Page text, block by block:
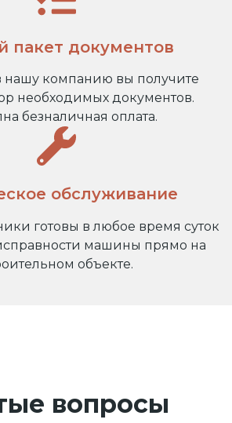
пакет документов
нашу компанию вы получите
необходимых документов.
безналичная оплата.
обслуживание
готовы в любое время суток
машины прямо на
объекте.
вопросы